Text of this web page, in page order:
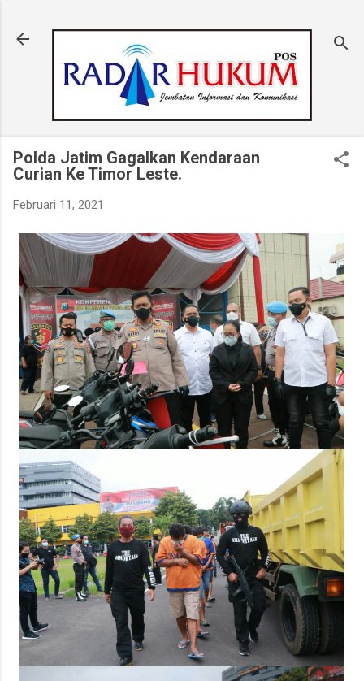
Polda Jatim Gagalkan Kendaraan
Curian Ke Timor Leste.
Februari 11, 2021